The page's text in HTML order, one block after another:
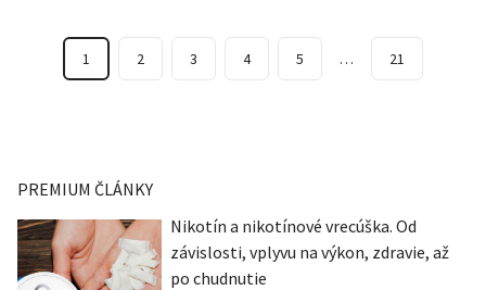
1 2 3 4 5 … 21
PREMIUM ČLÁNKY
Nikotín a nikotínové vrecúška. Od
závislosti, vplyvu na výkon, zdravie, až
po chudnutie